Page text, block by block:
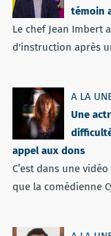
témoin
Le chef Jean Imbert
d'instruction après
A LA
Une
appel aux dons
C’est dans une
que la comédienne